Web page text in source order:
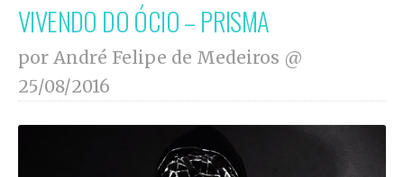
VIVENDO DO ÓCIO – PRISMA
por André Felipe de Medeiros @
25/08/2016